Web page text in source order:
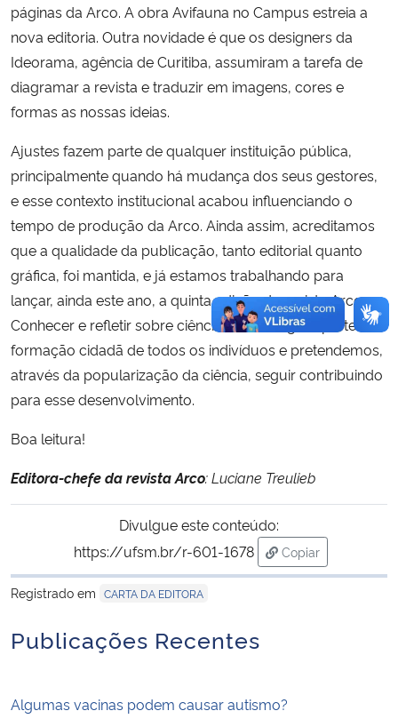
páginas da Arco. A obra Avifauna no Campus estreia a
nova editoria. Outra novidade é que os designers da
Ideorama, agência de Curitiba, assumiram a tarefa de
diagramar a revista e traduzir em imagens, cores e
formas as nossas ideias.
Ajustes fazem parte de qualquer instituição pública,
principalmente quando há mudança dos seus gestores,
e esse contexto institucional acabou influenciando o
tempo de produção da Arco. Ainda assim, acreditamos
que a qualidade da publicação, tanto editorial quanto
gráfica, foi mantida, e já estamos trabalhando para
lançar, ainda este ano, a quinta edição da revista Arco.
Conhecer e refletir sobre ciência e tecnologia é parte da
formação cidadã de todos os indivíduos e pretendemos,
através da popularização da ciência, seguir contribuindo
para esse desenvolvimento.
Boa leitura!
Editora-chefe da revista Arco: Luciane Treulieb
Divulgue este conteúdo:
https://ufsm.br/r-601-1678
Copiar
para área de
Registrado em CARTA DA EDITORA
Publicações Recentes
Algumas vacinas podem causar autismo?